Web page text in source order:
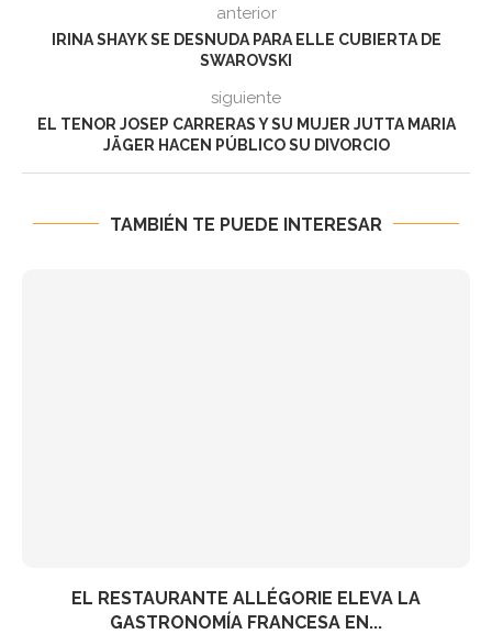
anterior
IRINA SHAYK SE DESNUDA PARA ELLE CUBIERTA DE
SWAROVSKI
siguiente
EL TENOR JOSEP CARRERAS Y SU MUJER JUTTA MARIA
JÄGER HACEN PÚBLICO SU DIVORCIO
TAMBIÉN TE PUEDE INTERESAR
EL RESTAURANTE ALLÉGORIE ELEVA LA
GASTRONOMÍA FRANCESA EN...